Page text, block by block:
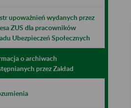
upoważnień wydanych przez
ZUS dla pracowników
Ubezpieczeń Społecznych
o archiwach
przez Zakład